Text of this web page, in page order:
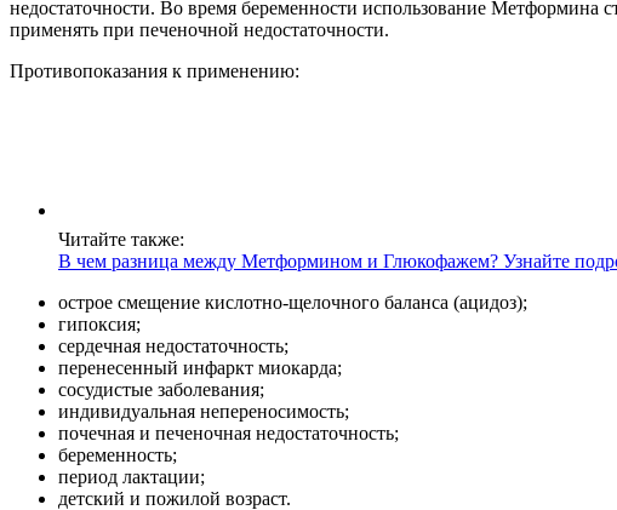
недостаточности. Во время беременности использование Метформина
применять при печеночной недостаточности.
Противопоказания к применению:
Читайте также:
В чем разница между Метформином и Глюкофажем? Узнайте
острое смещение кислотно-щелочного баланса (ацидоз);
гипоксия;
сердечная недостаточность;
перенесенный инфаркт миокарда;
сосудистые заболевания;
индивидуальная непереносимость;
почечная и печеночная недостаточность;
беременность;
период лактации;
детский и пожилой возраст.